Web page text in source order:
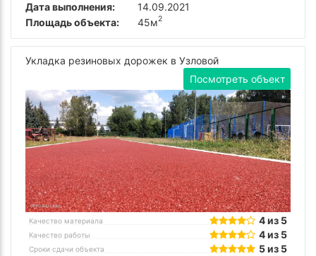
Дата выполнения:
14.09.2021
Площадь объекта:
45м2
Укладка резиновых дорожек в Узловой
Посмотреть объект
Качество материала 4 из 5
Качество работы 4 из 5
Сроки сдачи объекта
5 из 5